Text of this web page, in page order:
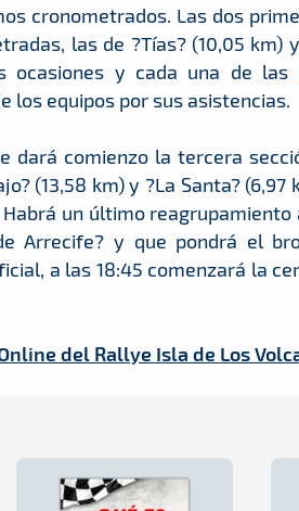
cronometrados. Las dos
las de ?Tías? (10,05 km)
y cada una de las
los equipos por sus asistencias.
dará comienzo la tercera
(13,58 km) y ?La Santa?
un último
Arrecife? y que pondrá el
a las 18:45 comenzará la
del Rallye Isla de Los